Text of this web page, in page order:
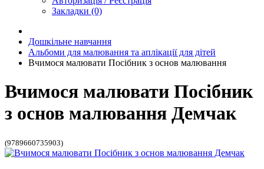
Закладки (0)
Дошкільне навчання
Альбоми для малювання та аплікації для дітей
Вчимося малювати Посібник з основ малювання
Вчимося малювати Посібник
з основ малювання Демчак
(9789660735903)